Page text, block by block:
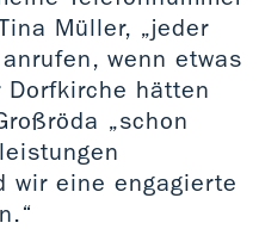
Müller, „jeder
wenn etwas
hätten
„schon
wir eine engagierte